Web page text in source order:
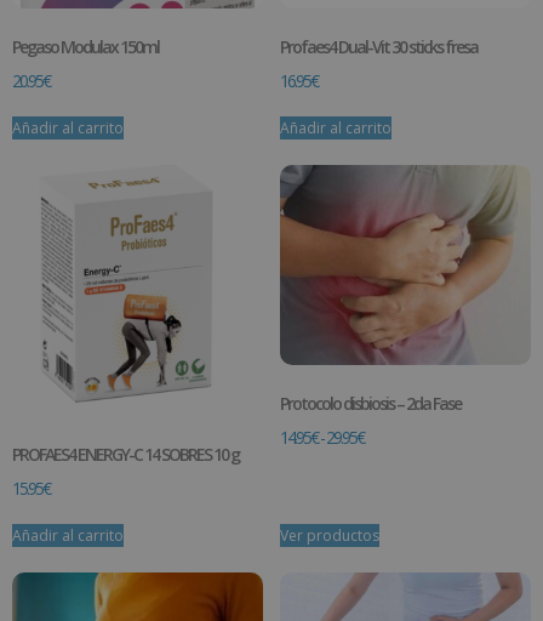
Pegaso Modulax 150ml
20.95€
Añadir al carrito
Profaes4 Dual-Vit 30 sticks fresa
16.95€
Añadir al carrito
PROFAES4 ENERGY-C 14 SOBRES 10 g
15.95€
Añadir al carrito
Protocolo disbiosis – 2da Fase
14.95€-29.95€
Ver productos